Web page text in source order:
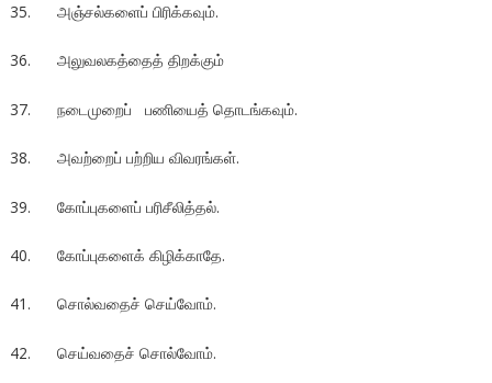
35. அஞ்சல்களைப் பிரிக்கவும்.
36. அலுவலகத்தைத் திறக்கும்
37. நடைமுறைப் பணியைத் தொடங்கவும்.
38. அவற்றைப் பற்றிய விவரங்கள்.
39. கோப்புகளைப் பரிசீலித்தல்.
40. கோப்புகளைக் கிழிக்காதே.
41. சொல்வதைச் செய்வோம்.
42. செய்வதைச் சொல்வோம்.